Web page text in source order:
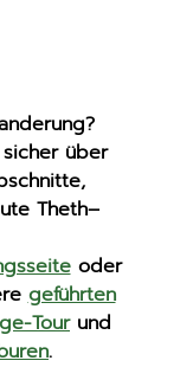
über
Theth–
oder
geführten
Tourund
.